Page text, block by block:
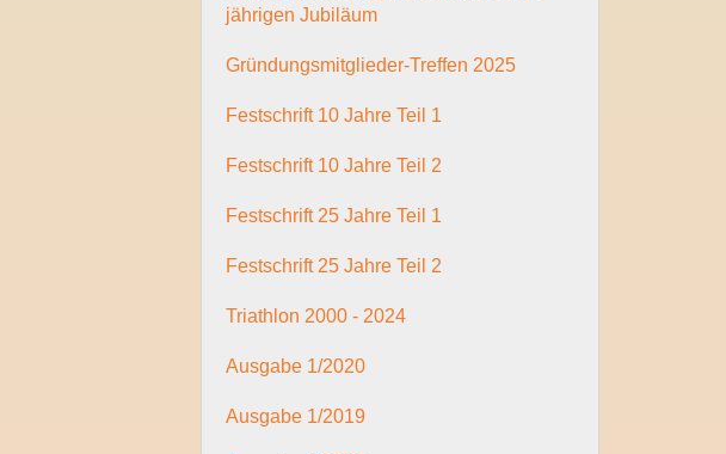
jährigen Jubiläum
Gründungsmitglieder-Treffen 2025
Festschrift 10 Jahre Teil 1
Festschrift 10 Jahre Teil 2
Festschrift 25 Jahre Teil 1
Festschrift 25 Jahre Teil 2
Triathlon 2000 - 2024
Ausgabe 1/2020
Ausgabe 1/2019